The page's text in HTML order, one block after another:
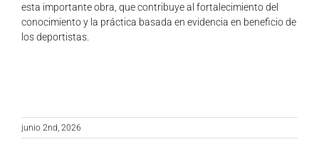
esta importante obra, que contribuye al fortalecimiento del
conocimiento y la práctica basada en evidencia en beneficio de
los deportistas.
junio 2nd, 2026